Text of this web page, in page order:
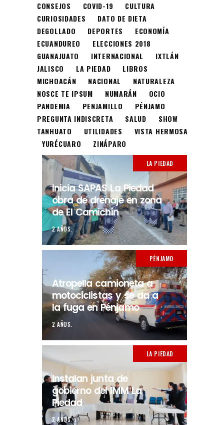
CONSEJOS COVID-19
CULTURA
CURIOSIDADES
DATO DE DIETA
DEGOLLADO
DEPORTES
ECONOMÍA
ECUANDUREO
ELECCIONES 2018
GUANAJUATO
INTERNACIONAL
IXTLÁN
JALISCO
LA PIEDAD
LIBROS
MICHOACÁN
NACIONAL
NATURALEZA
NOSCE TE IPSUM
NUMARÁN
OCIO
PANDEMIA
PENJAMILLO
PÉNJAMO
PREGUNTA INDISCRETA
SALUD
SHOW
TANHUATO
UTILIDADES
VISTA HERMOSA
YURÉCUARO
ZINÁPARO
LA PIEDAD
Inicia SAPAS La Piedad
obra de drenaje en zona
de El Camichín
2 AÑOS.
PÉNJAMO
Atropella camioneta a
motociclistas y se da a
la fuga en Pénjamo
2 AÑOS.
LA PIEDAD
Instalan junta de
gobierno del IMM La
Piedad
2 AÑOS.